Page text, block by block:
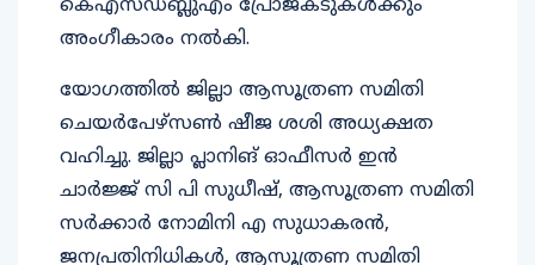
കെഎസ്ഡബ്ലുഎം പ്രോജക്ടുകൾക്കും
അംഗീകാരം നൽകി.
യോഗത്തിൽ ജില്ലാ ആസൂത്രണ സമിതി
ചെയർപേഴ്സൺ ഷീജ ശശി അധ്യക്ഷത
വഹിച്ചു. ജില്ലാ പ്ലാനിങ് ഓഫീസർ ഇൻ
ചാർജ്ജ് സി പി സുധീഷ്, ആസൂത്രണ സമിതി
സർക്കാർ നോമിനി എ സുധാകരൻ,
ജനപ്രതിനിധികൾ, ആസൂത്രണ സമിതി